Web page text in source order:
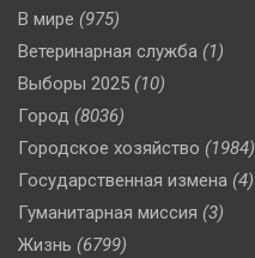
В мире (975)
Ветеринарная служба (1)
Выборы 2025 (10)
Город (8036)
Городское хозяйство (1984)
Государственная измена (4)
Гуманитарная миссия (3)
Жизнь (6799)